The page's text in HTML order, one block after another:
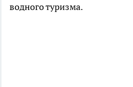
водного туризма.